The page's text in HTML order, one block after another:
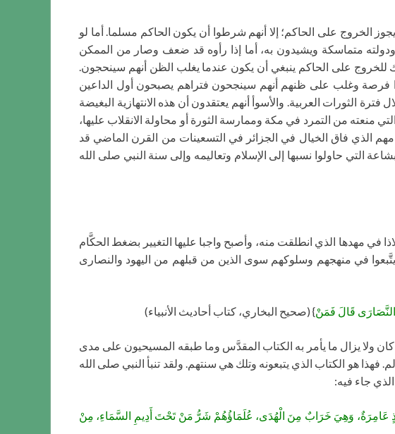
الخروج على الحاكم؛ إلا أنهم شرطوا أن يكون الحاكم مسلما. أما لو
ودولته متماسكة ويشيدون به، أما إذا رأوه قد ضعف وصار من الممكن
للخروج على الحاكم ينبغي أن يكون عندما يغلب الظن أنهم سينحجون.
فرصة وغلب على ظنهم أنهم سينجحون فتراهم يصبحون أول الداعين
الثورات العربية. والأسوأ أنهم يعتقدون أن هذه الانتهازية البغيضة
منعته من التمرد في مكة وممارسة الثورة أو محاولة الانقلاب عليها،
الذي فاق الخيال في الجزائر في التسعينات من القرن الماضي قد
التي حاولوا نسبها إلى الإسلام وتعاليمه وإلى سنة النبي صلى الله
في مهدها الذي انطلقت منه، وأصبح واجبا عليها التغيير بضغط الحكَّام
في منهجهم وسلوكهم سوى الذين من قبلهم من اليهود والنصارى
قَالَ فَمَنْ} (صحيح البخاري، كتاب أحاديث الأنبياء)
ولا يزال ما يأمر به الكتاب المقدَّس وما طبقه المسيحيون على مدى
هو الكتاب الذي يتبعونه وتلك هي سنتهم. ولقد تنبأ النبي صلى الله
جاء فيه:
عَامِرَةٌ، وَهِيَ خَرَابٌ مِنَ الْهُدَى، عُلَمَاؤُهُمْ شَرُّ مَنْ تَحْتَ أَدِيمِ السَّمَاءِ، مِنْ